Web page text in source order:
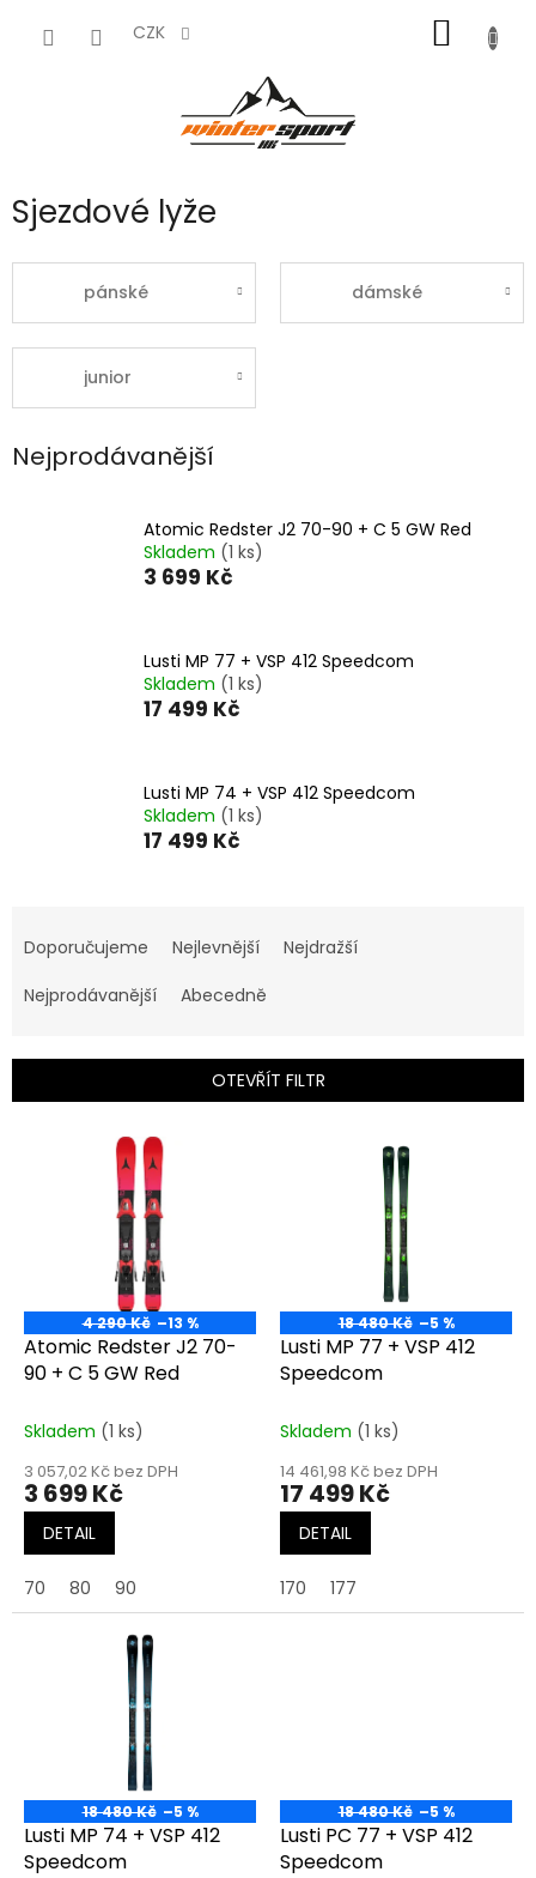
CZK
KOŠÍK
Sjezdové lyže
pánské dámské
junior
Nejprodávanější
Atomic Redster J2 70-90 + C 5 GW Red
Skladem (1 ks)
3 699 Kč
Lusti MP 77 + VSP 412 Speedcom
Skladem (1 ks)
17 499 Kč
Lusti MP 74 + VSP 412 Speedcom
Skladem (1 ks)
17 499 Kč
a
e
í
r
Doporučujeme Nejlevnější
Nejdražší
Nejprodávanější
Abecedně
OTEVŘÍT FILTR
o
d
u
4 290 Kč –13 %
Atomic Redster J2 70-
90 + C 5 GW Red
Skladem (1 ks)
3 057,02 Kč bez DPH
3 699 Kč
DETAIL
70 80 90
18 480 Kč –5 %
Lusti MP 77 + VSP 412
Speedcom
Skladem (1 ks)
14 461,98 Kč bez DPH
17 499 Kč
DETAIL
170 177
18 480 Kč –5 %
Lusti MP 74 + VSP 412
Speedcom
18 480 Kč –5 %
Lusti PC 77 + VSP 412
Speedcom